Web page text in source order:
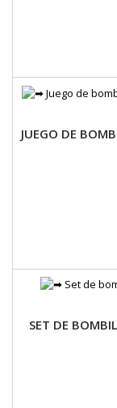
JUEGO DE
SET DE